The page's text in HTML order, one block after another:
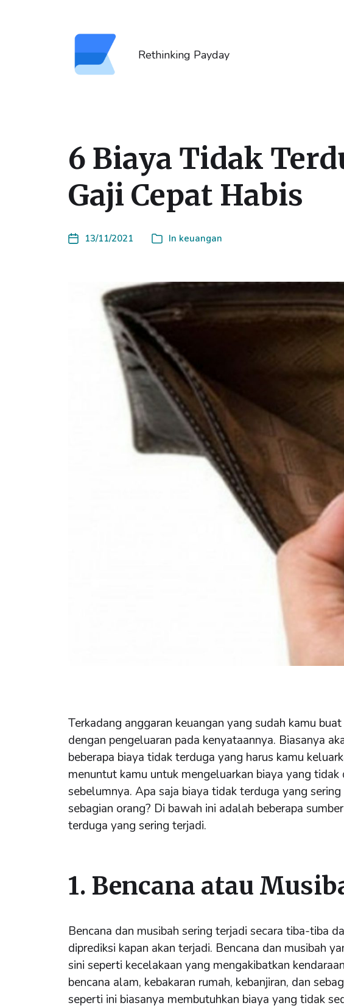
Rethinking Payday
6 Biaya Tidak
Gaji Cepat Habis
13/11/2021 In keuangan
Terkadang anggaran keuangan yang sudah kamu
dengan pengeluaran pada kenyataannya. Biasanya
beberapa biaya tidak terduga yang harus kamu
menuntut kamu untuk mengeluarkan biaya yang tidak
sebelumnya. Apa saja biaya tidak terduga yang
sebagian orang? Di bawah ini adalah beberapa
terduga yang sering terjadi.
1. Bencana atau
Bencana dan musibah sering terjadi secara tiba-tiba
diprediksi kapan akan terjadi. Bencana dan musibah
sini seperti kecelakaan yang mengakibatkan
bencana alam, kebakaran rumah, kebanjiran, dan
seperti ini biasanya membutuhkan biaya yang tidak